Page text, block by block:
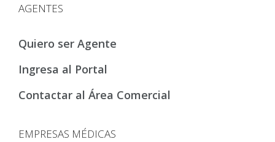
AGENTES
Quiero ser Agente
Ingresa al Portal
Contactar al Área Comercial
EMPRESAS MÉDICAS